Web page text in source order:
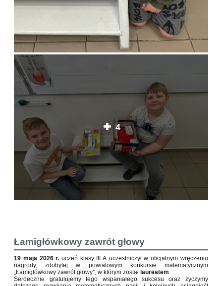
4
Łamigłówkowy zawrót głowy
19 maja 2026 r. uczeń klasy III A uczestniczył w oficjalnym wręczeniu
nagrody, zdobytej w powiatowym konkursie matematycznym
„Łamigłówkowy zawrót głowy”, w którym został laureatem.
Serdecznie gratulujemy tego wspaniałego sukcesu oraz życzymy